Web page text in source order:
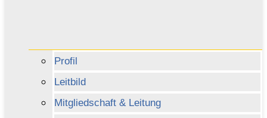
Profil
Leitbild
Mitgliedschaft & Leitung